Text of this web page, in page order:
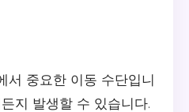
서 중요한 이동 수단입니
지 발생할 수 있습니다.